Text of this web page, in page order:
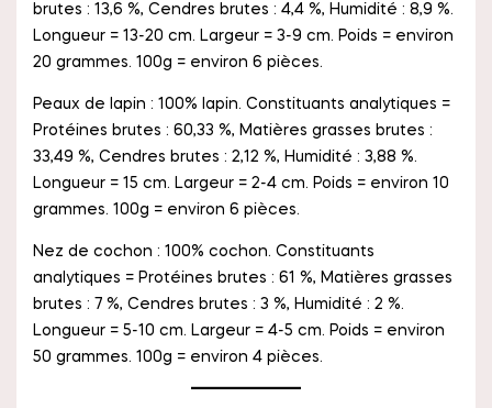
brutes : 13,6 %, Cendres brutes : 4,4 %, Humidité : 8,9 %.
Longueur = 13-20 cm. Largeur = 3-9 cm. Poids = environ
20 grammes. 100g = environ 6 pièces.
Peaux de lapin : 100% lapin. Constituants analytiques =
Protéines brutes : 60,33 %, Matières grasses brutes :
33,49 %, Cendres brutes : 2,12 %, Humidité : 3,88 %.
Longueur = 15 cm. Largeur = 2-4 cm. Poids = environ 10
grammes. 100g = environ 6 pièces.
Nez de cochon : 100% cochon. Constituants
analytiques = Protéines brutes : 61 %, Matières grasses
brutes : 7 %, Cendres brutes : 3 %, Humidité : 2 %.
Longueur = 5-10 cm. Largeur = 4-5 cm. Poids = environ
50 grammes. 100g = environ 4 pièces.